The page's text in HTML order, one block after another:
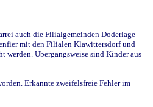
auch die Filialgemeinden Doderlage
mit den Filialen Klawittersdorf und
Übergangsweise sind Kinder aus
Erkannte zweifelsfreie Fehler im